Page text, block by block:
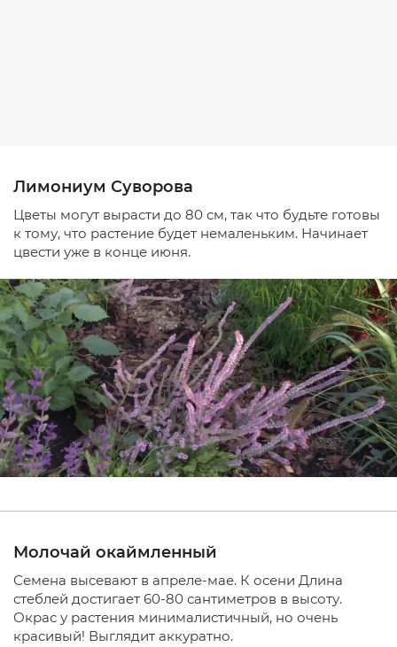
Лимониум Суворова
Цветы могут вырасти до 80 см, так что будьте готовы
к тому, что растение будет немаленьким. Начинает
цвести уже в конце июня.
Молочай окаймленный
Семена высевают в апреле-мае. К осени Длина
стеблей достигает 60-80 сантиметров в высоту.
Окрас у растения минималистичный, но очень
красивый! Выглядит аккуратно.